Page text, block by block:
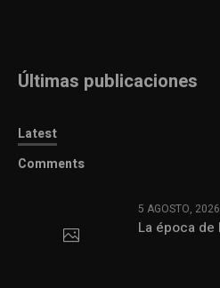
Últimas publicaciones
Latest
Comments
5 AGOSTO, 2026
La época